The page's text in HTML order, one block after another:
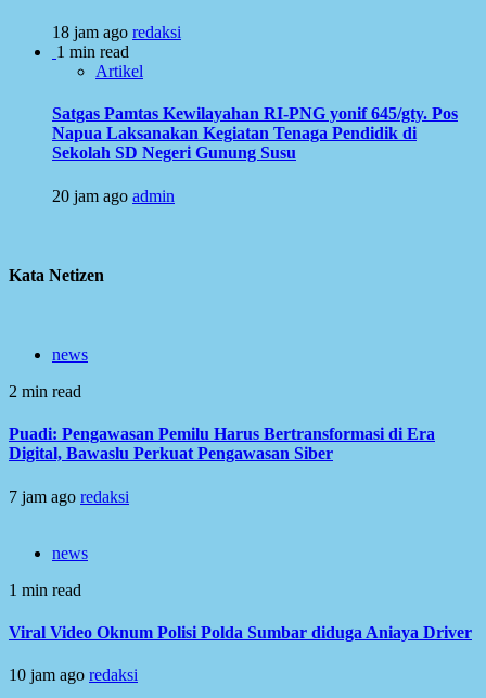
18 jam ago redaksi
1 min read
Artikel
Satgas Pamtas Kewilayahan RI-PNG yonif 645/gty. Pos
Napua Laksanakan Kegiatan Tenaga Pendidik di
Sekolah SD Negeri Gunung Susu
20 jam ago admin
Kata Netizen
news
2 min read
Puadi: Pengawasan Pemilu Harus Bertransformasi di Era
Digital, Bawaslu Perkuat Pengawasan Siber
7 jam ago redaksi
news
1 min read
Viral Video Oknum Polisi Polda Sumbar diduga Aniaya Driver
10 jam ago redaksi